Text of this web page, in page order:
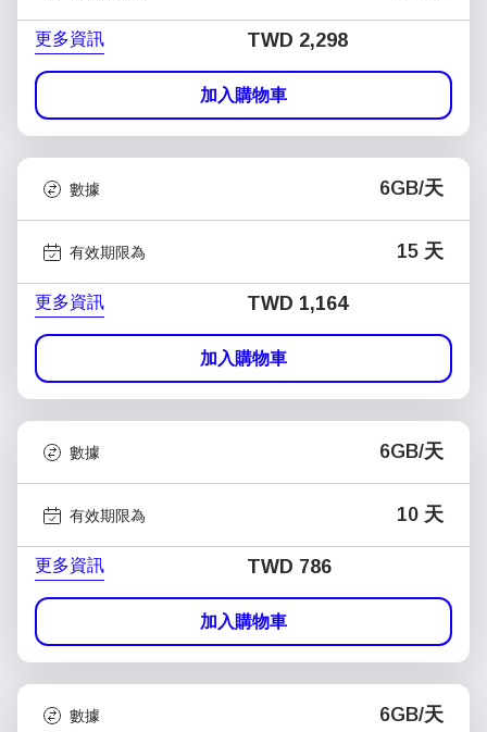
更多資訊 TWD 2,298
加入購物車
數據 6GB/天
有效期限為 15 天
更多資訊 TWD 1,164
加入購物車
數據 6GB/天
有效期限為 10 天
更多資訊 TWD 786
加入購物車
數據 6GB/天